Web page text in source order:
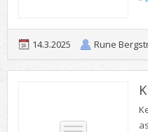
14.3.2025 Rune